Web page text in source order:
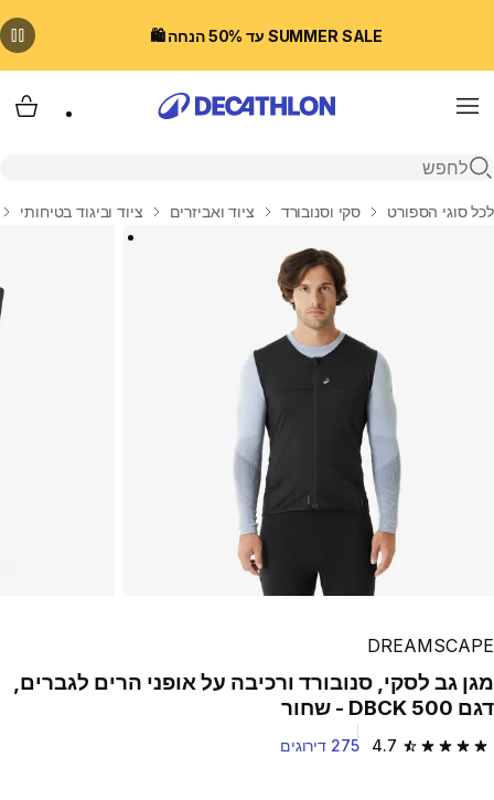
SUMMER SALE עד 50% הנחה 🛍️
Menu
פתיחת חיפוש
בית
לכל סוגי הספורט סקי וסנובורד ציוד ואביזרים ציוד וביגוד בטיחותי
DREAMSCAPE
מגן גב לסקי, סנובורד ורכיבה על אופני הרים לגברים,
דגם DBCK 500 - שחור
4.7 4.7 out of 5 stars from 275 reviews 275 דירוגים